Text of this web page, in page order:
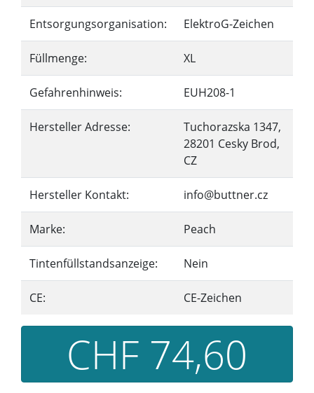
Entsorgungsorganisation: ElektroG-Zeichen
Füllmenge: XL
Gefahrenhinweis: EUH208-1
Hersteller Adresse:
Tuchorazska 1347,
28201 Cesky Brod,
CZ
Hersteller Kontakt: info@buttner.cz
Marke: Peach
Tintenfüllstandsanzeige: Nein
CE: CE-Zeichen
CHF 74,60